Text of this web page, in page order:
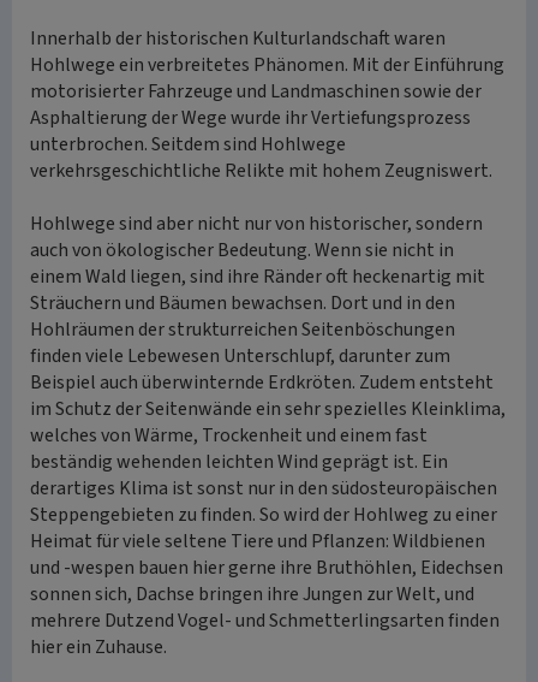
Innerhalb der historischen Kulturlandschaft waren
Hohlwege ein verbreitetes Phänomen. Mit der Einführung
motorisierter Fahrzeuge und Landmaschinen sowie der
Asphaltierung der Wege wurde ihr Vertiefungsprozess
unterbrochen. Seitdem sind Hohlwege
verkehrsgeschichtliche Relikte mit hohem Zeugniswert.
Hohlwege sind aber nicht nur von historischer, sondern
auch von ökologischer Bedeutung. Wenn sie nicht in
einem Wald liegen, sind ihre Ränder oft heckenartig mit
Sträuchern und Bäumen bewachsen. Dort und in den
Hohlräumen der strukturreichen Seitenböschungen
finden viele Lebewesen Unterschlupf, darunter zum
Beispiel auch überwinternde Erdkröten. Zudem entsteht
im Schutz der Seitenwände ein sehr spezielles Kleinklima,
welches von Wärme, Trockenheit und einem fast
beständig wehenden leichten Wind geprägt ist. Ein
derartiges Klima ist sonst nur in den südosteuropäischen
Steppengebieten zu finden. So wird der Hohlweg zu einer
Heimat für viele seltene Tiere und Pflanzen: Wildbienen
und -wespen bauen hier gerne ihre Bruthöhlen, Eidechsen
sonnen sich, Dachse bringen ihre Jungen zur Welt, und
mehrere Dutzend Vogel- und Schmetterlingsarten finden
hier ein Zuhause.